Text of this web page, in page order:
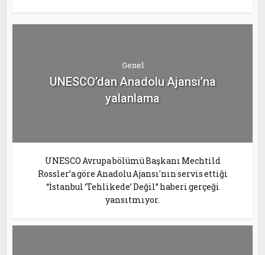
Genel
UNESCO’dan Anadolu Ajansı’na
yalanlama
UNESCO Avrupa bölümü Başkanı Mechtild
Rossler’a göre Anadolu Ajansı'nın servis ettiği
“İstanbul ‘Tehlikede’ Değil” haberi gerçeği
yansıtmıyor.